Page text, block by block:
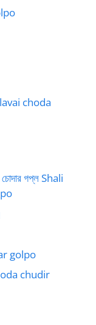
choda
চোদার গপ্ল Shali
golpo
chudir